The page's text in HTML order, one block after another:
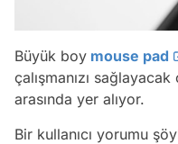
Büyük boy mouse pad
çalışmanızı
arasında yer alıyor.
Bir kullanıcı yorumu